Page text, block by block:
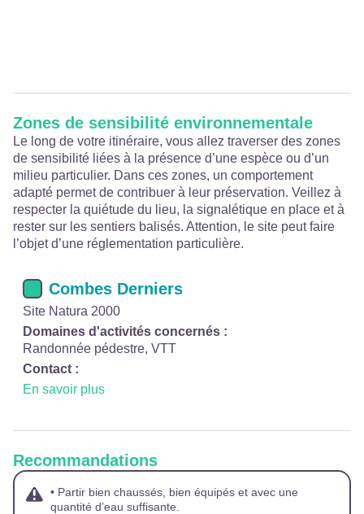
Zones de sensibilité environnementale
Le long de votre itinéraire, vous allez traverser des zones
de sensibilité liées à la présence d’une espèce ou d’un
milieu particulier. Dans ces zones, un comportement
adapté permet de contribuer à leur préservation. Veillez à
respecter la quiétude du lieu, la signalétique en place et à
rester sur les sentiers balisés. Attention, le site peut faire
l’objet d’une réglementation particulière.
Combes Derniers
Site Natura 2000
Domaines d'activités concernés :
Randonnée pédestre, VTT
Contact :
En savoir plus
Recommandations
• Partir bien chaussés, bien équipés et avec une
quantité d’eau suffisante.